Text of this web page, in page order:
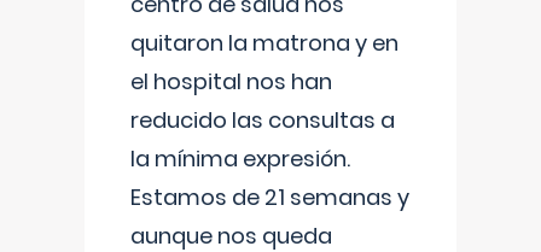
quitaron la matrona y en
el hospital nos han
reducido las consultas a
la mínima expresión.
Estamos de 21 semanas y
aunque nos queda